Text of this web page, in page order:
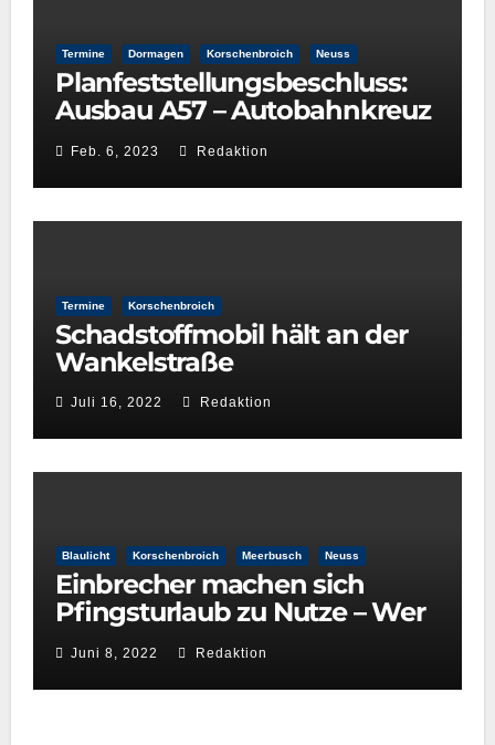
Termine Dormagen Korschenbroich Neuss
Planfeststellungsbeschluss:
Ausbau A57 – Autobahnkreuz
Neuss-West und
Reuschenberg
Feb. 6, 2023 Redaktion
Termine Korschenbroich
Schadstoffmobil hält an der
Wankelstraße
Juli 16, 2022 Redaktion
Blaulicht Korschenbroich Meerbusch Neuss
Einbrecher machen sich
Pfingsturlaub zu Nutze – Wer
hat etwas beobachtet?
Juni 8, 2022 Redaktion